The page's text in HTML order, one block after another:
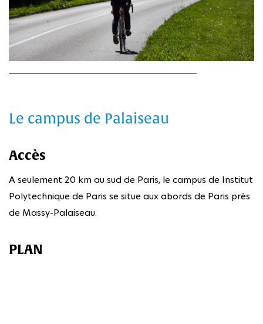
Le campus de Palaiseau
Accès
A seulement 20 km au sud de Paris, le campus de Institut
Polytechnique de Paris se situe aux abords de Paris près
de Massy-Palaiseau.
PLAN